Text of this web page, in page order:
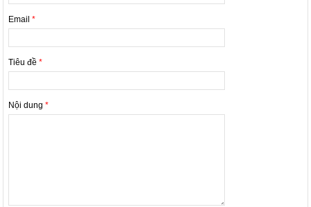
Email*
Tiêu đề*
Nội dung*